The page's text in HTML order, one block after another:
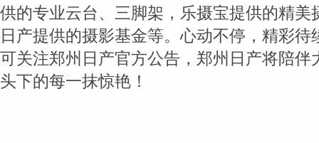
供的专业云台、三脚架，乐摄宝提供的精美
日产提供的摄影基金等。心动不停，精彩待
可关注郑州日产官方公告，郑州日产将陪伴
头下的每一抹惊艳！